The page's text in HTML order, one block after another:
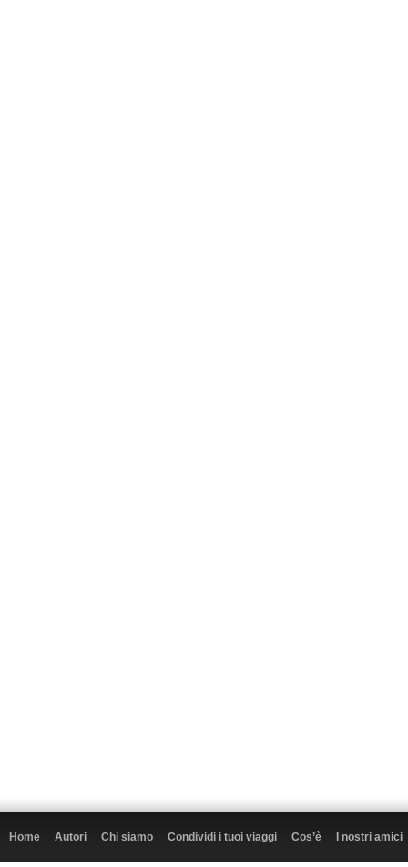
Home Autori Chi siamo Condividi i tuoi viaggi Cos’è I nostri amici